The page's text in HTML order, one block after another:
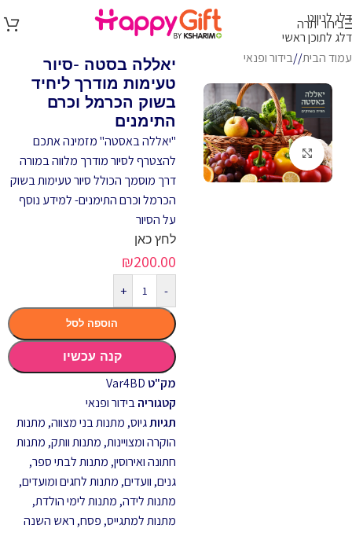
דלג לניווט
דלג לתוכן ראשי
בירור יתרה
עמוד הבית/ בידור ופנאי
לחץ להגדלה
יאללה בסטה -סיור
טעימות מודרך ליחיד
בשוק הכרמל וכרם
התימנים
"יאללה באסטה" מזמינה אתכם
להצטרף לסיור מודרך מלווה במורה
דרך מוסמך הכולל סיור טעימות בשוק
הכרמל וכרם התימנים- למידע נוסף
על הסיור
לחץ כאן
₪200.00
-
+
הוספה לסל
קנה עכשיו
מק"טVar4BD
קטגוריהבידור ופנאי
תגיותגיוס, מתנות בני מצווה, מתנות
הוקרה ומצויינות, מתנות וותק, מתנות
חתונה ואירוסין, מתנות לבתי ספר,
גנים, וועדים, מתנות לחגים ומועדים,
מתנות לידה, מתנות לימי הולדת,
מתנות למתגייס, פסח, ראש השנה